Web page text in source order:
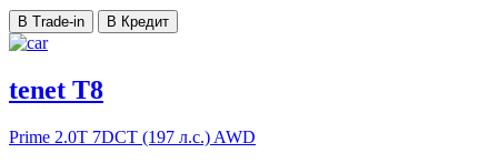
В Trade-in В Кредит
tenet T8
Prime 2.0T 7DCT (197 л.с.) AWD